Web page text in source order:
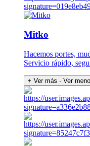
Mitko
Hacemos portes,
Servicio rápido,
+ Ver más - Ver